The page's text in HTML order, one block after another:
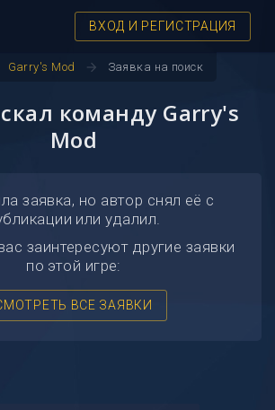
ВХОД И РЕГИСТРАЦИЯ
Garry's Mod arrow_forward Заявка на поиск
команду Garry's
Mod
заявка, но автор снял её с
или удалил.
заинтересуют другие заявки
по этой игре:
ВСЕ ЗАЯВКИ